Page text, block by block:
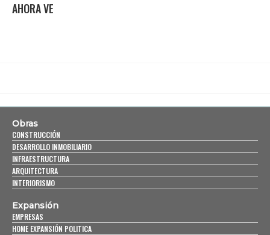
AHORA VE
Obras
CONSTRUCCIÓN
DESARROLLO INMOBILIARIO
INFRAESTRUCTURA
ARQUITECTURA
INTERIORISMO
Expansión
EMPRESAS
HOME EXPANSIÓN POLITICA